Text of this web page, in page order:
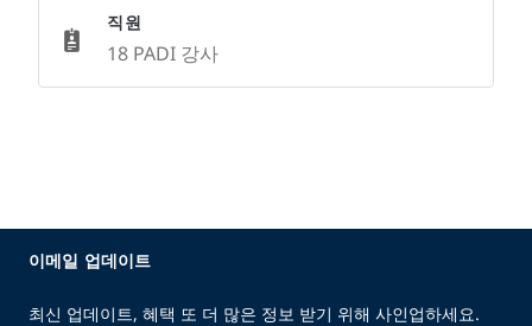
직원
18 PADI 강사
이메일 업데이트
최신 업데이트, 혜택 또 더 많은 정보 받기 위해 사인업하세요.